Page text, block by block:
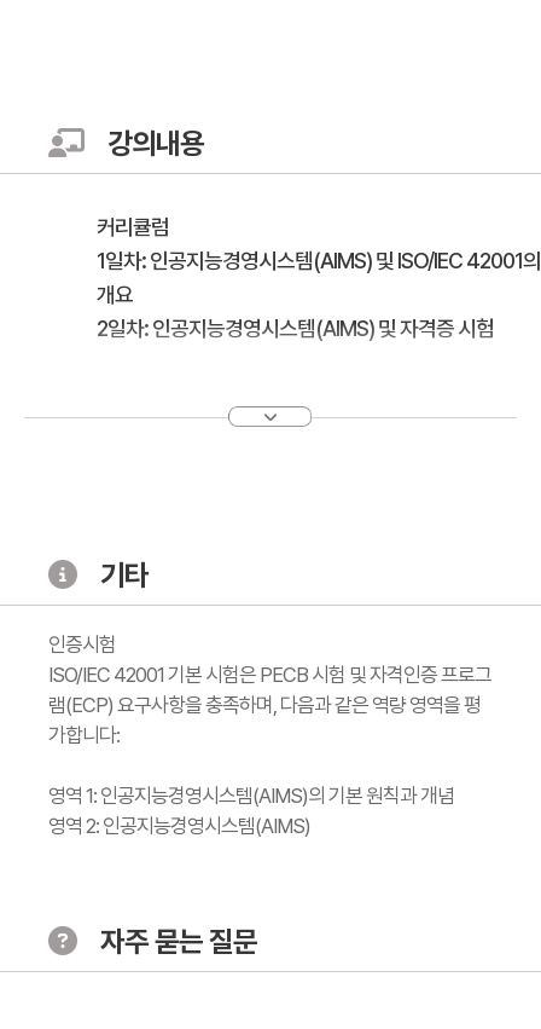
강의내용
커리큘럼
1일차: 인공지능경영시스템(AIMS) 및 ISO/IEC 42001의
개요
2일차: 인공지능경영시스템(AIMS) 및 자격증 시험
기타
인증시험
ISO/IEC 42001 기본 시험은 PECB 시험 및 자격인증 프로그
램(ECP) 요구사항을 충족하며, 다음과 같은 역량 영역을 평
가합니다:
영역 1: 인공지능경영시스템(AIMS)의 기본 원칙과 개념
영역 2: 인공지능경영시스템(AIMS)
자주 묻는 질문